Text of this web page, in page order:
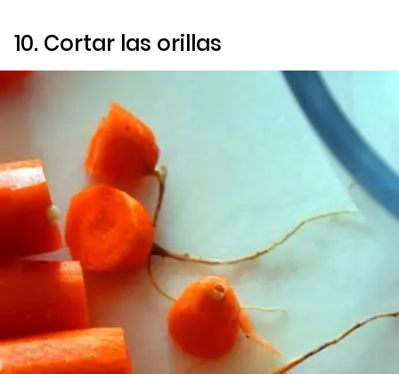
10. Cortar las orillas